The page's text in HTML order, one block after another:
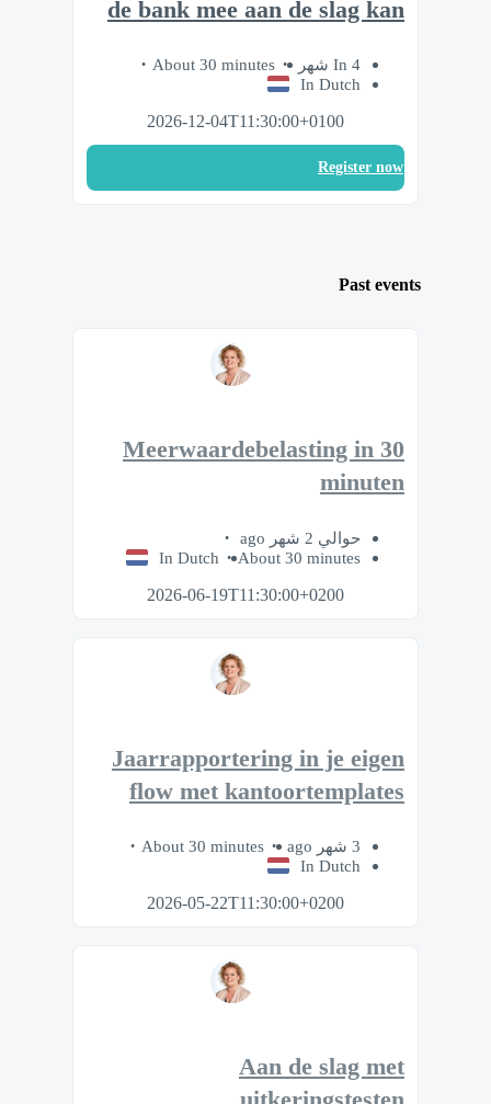
de bank mee aan de slag kan
In 4 شهر
About 30 minutes
In Dutch
2026-12-04T11:30:00+0100
Register now
Past events
Meerwaardebelasting in 30
minuten
حوالي 2 شهر ago
About 30 minutes
In Dutch
2026-06-19T11:30:00+0200
Jaarrapportering in je eigen
flow met kantoortemplates
3 شهر ago
About 30 minutes
In Dutch
2026-05-22T11:30:00+0200
Aan de slag met